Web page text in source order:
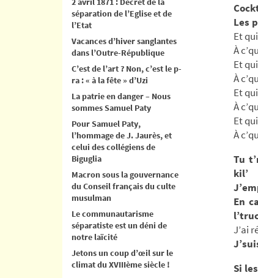
Les
Et
À
Et
À
Et
À
Et
À
Tu
kil’
En
J’ai
Si
séparation de l’Eglise et de
l’Etat
Vacances d’hiver sanglantes
dans l’Outre-République
C’est de l’art ? Non, c’est le p-
ra : « à la fête » d’Uzi
La patrie en danger – Nous
sommes Samuel Paty
Pour Samuel Paty,
l’hommage de J. Jaurès, et
celui des collégiens de
Biguglia
Macron sous la gouvernance
du Conseil français du culte
musulman
Le communautarisme
séparatiste est un déni de
notre laïcité
Jetons un coup d’œil sur le
climat du XVIIIème siècle !